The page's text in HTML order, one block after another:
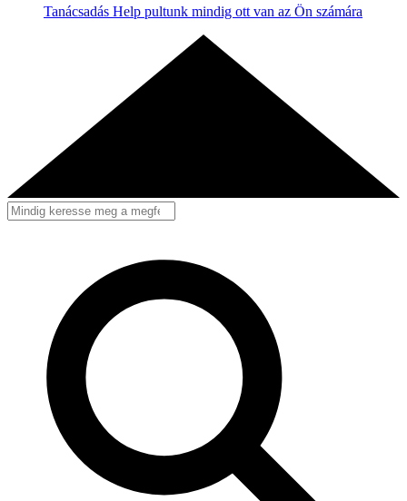
Tanácsadás Help pultunk mindig ott van az Ön számára